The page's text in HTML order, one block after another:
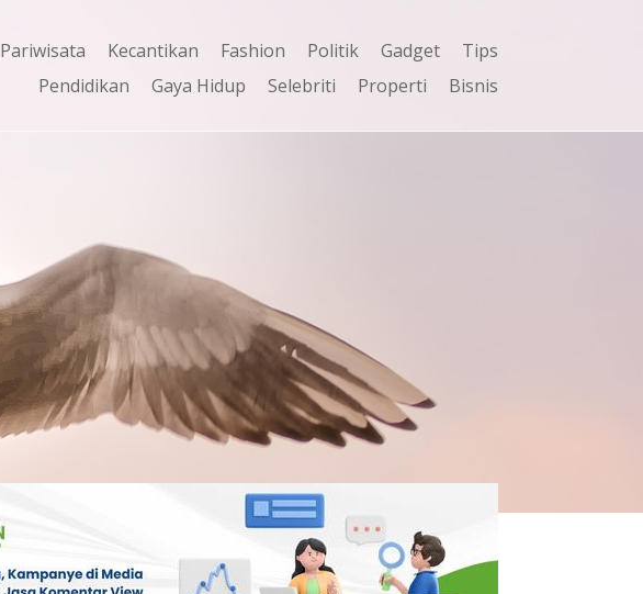
Pariwisata Kecantikan Fashion Politik Gadget
Tips
Pendidikan
Gaya Hidup Selebriti Properti Bisnis